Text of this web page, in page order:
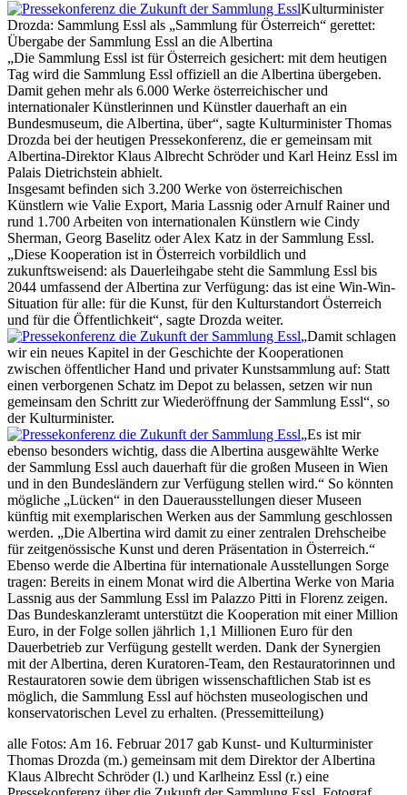
Kulturminister
Drozda: Sammlung Essl als „Sammlung für Österreich“ gerettet:
Übergabe der Sammlung Essl an die Albertina
„Die Sammlung Essl ist für Österreich gesichert: mit dem heutigen
Tag wird die Sammlung Essl offiziell an die Albertina übergeben.
Damit gehen mehr als 6.000 Werke österreichischer und
internationaler Künstlerinnen und Künstler dauerhaft an ein
Bundesmuseum, die Albertina, über“, sagte Kulturminister Thomas
Drozda bei der heutigen Pressekonferenz, die er gemeinsam mit
Albertina-Direktor Klaus Albrecht Schröder und Karl Heinz Essl im
Palais Dietrichstein abhielt.
Insgesamt befinden sich 3.200 Werke von österreichischen
Künstlern wie Valie Export, Maria Lassnig oder Arnulf Rainer und
rund 1.700 Arbeiten von internationalen Künstlern wie Cindy
Sherman, Georg Baselitz oder Alex Katz in der Sammlung Essl.
„Diese Kooperation ist in Österreich vorbildlich und
zukunftsweisend: als Dauerleihgabe steht die Sammlung Essl bis
2044 umfassend der Albertina zur Verfügung: das ist eine Win-Win-
Situation für alle: für die Kunst, für den Kulturstandort Österreich
und für die Öffentlichkeit“, sagte Drozda weiter.
„Damit schlagen
wir ein neues Kapitel in der Geschichte der Kooperationen
zwischen öffentlicher Hand und privater Kunstsammlung auf: Statt
einen verborgenen Schatz im Depot zu belassen, setzen wir nun
gemeinsam den Schritt zur Wiederöffnung der Sammlung Essl“, so
der Kulturminister.
„Es ist mir
ebenso besonders wichtig, dass die Albertina ausgewählte Werke
der Sammlung Essl auch dauerhaft für die großen Museen in Wien
und in den Bundesländern zur Verfügung stellen wird.“ So könnten
mögliche „Lücken“ in den Dauerausstellungen dieser Museen
künftig mit exemplarischen Werken aus der Sammlung geschlossen
werden. „Die Albertina wird damit zu einer zentralen Drehscheibe
für zeitgenössische Kunst und deren Präsentation in Österreich.“
Ebenso werde die Albertina für internationale Ausstellungen Sorge
tragen: Bereits in einem Monat wird die Albertina Werke von Maria
Lassnig aus der Sammlung Essl im Palazzo Pitti in Florenz zeigen.
Das Bundeskanzleramt unterstützt die Kooperation mit einer Million
Euro, in der Folge sollen jährlich 1,1 Millionen Euro für den
Dauerbetrieb zur Verfügung gestellt werden. Dank der Synergien
mit der Albertina, deren Kuratoren-Team, den Restauratorinnen und
Restauratoren sowie dem übrigen wissenschaftlichen Stab ist es
möglich, die Sammlung Essl auf höchsten museologischen und
konservatorischen Level zu erhalten. (Pressemitteilung)
alle Fotos: Am 16. Februar 2017 gab Kunst- und Kulturminister
Thomas Drozda (m.) gemeinsam mit dem Direktor der Albertina
Klaus Albrecht Schröder (l.) und Karlheinz Essl (r.) eine